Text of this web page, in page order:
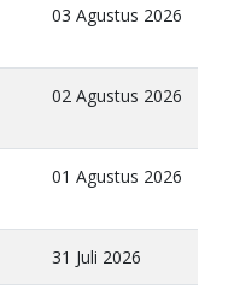
03 Agustus 2026
02 Agustus 2026
01 Agustus 2026
31 Juli 2026